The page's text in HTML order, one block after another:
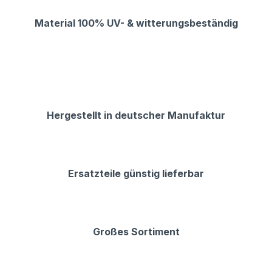
Material 100% UV- & witterungsbeständig
Hergestellt in deutscher Manufaktur
Ersatzteile günstig lieferbar
Großes Sortiment